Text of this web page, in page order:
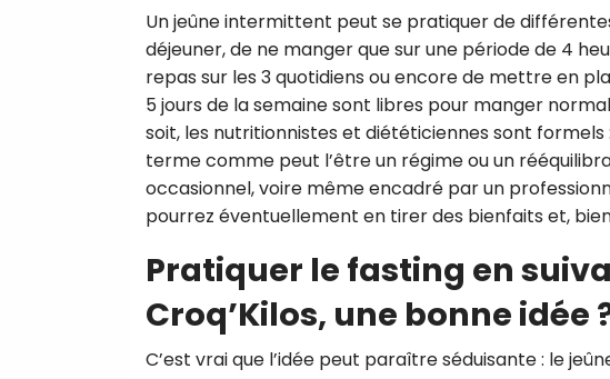
Un jeûne intermittent peut se pratiquer de
déjeuner, de ne manger que sur une période de 4
repas sur les 3 quotidiens ou encore de mettre en
5 jours de la semaine sont libres pour manger
soit, les nutritionnistes et diététiciennes sont
terme comme peut l’être un régime ou un
occasionnel, voire même encadré par un
pourrez éventuellement en tirer des bienfaits et,
Pratiquer le fasting en
Croq’Kilos, une bonne idée
C’est vrai que l’idée peut paraître séduisante : le